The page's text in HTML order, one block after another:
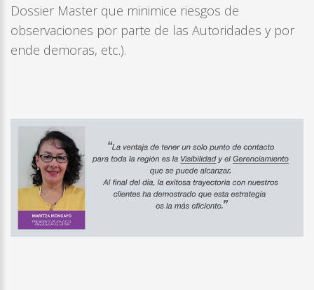
Dossier Master que minimice riesgos de
observaciones por parte de las Autoridades y por
ende demoras, etc.).